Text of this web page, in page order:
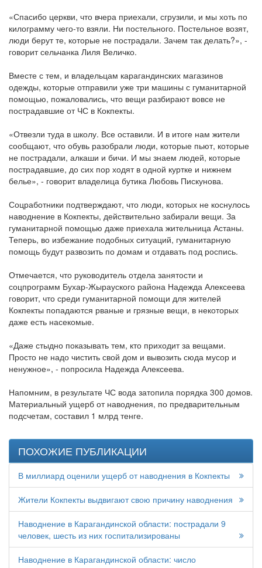
«Спасибо церкви, что вчера приехали, сгрузили, и мы хоть по
килограмму чего-то взяли. Ни постельного. Постельное возят,
люди берут те, которые не пострадали. Зачем так делать?», -
говорит сельчанка Лиля Величко.
Вместе с тем, и владельцам карагандинских магазинов
одежды, которые отправили уже три машины с гуманитарной
помощью, пожаловались, что вещи разбирают вовсе не
пострадавшие от ЧС в Кокпекты.
«Отвезли туда в школу. Все оставили. И в итоге нам жители
сообщают, что обувь разобрали люди, которые пьют, которые
не пострадали, алкаши и бичи. И мы знаем людей, которые
пострадавшие, до сих пор ходят в одной куртке и нижнем
белье», - говорит владелица бутика Любовь Пискунова.
Соцработники подтверждают, что люди, которых не коснулось
наводнение в Кокпекты, действительно забирали вещи. За
гуманитарной помощью даже приехала жительница Астаны.
Теперь, во избежание подобных ситуаций, гуманитарную
помощь будут развозить по домам и отдавать под роспись.
Отмечается, что руководитель отдела занятости и
соцпрограмм Бухар-Жырауского района Надежда Алексеева
говорит, что среди гуманитарной помощи для жителей
Кокпекты попадаются рваные и грязные вещи, в некоторых
даже есть насекомые.
«Даже стыдно показывать тем, кто приходит за вещами.
Просто не надо чистить свой дом и вывозить сюда мусор и
ненужное», - попросила Надежда Алексеева.
Напомним, в результате ЧС вода затопила порядка 300 домов.
Материальный ущерб от наводнения, по предварительным
подсчетам, составил 1 млрд тенге.
ПОХОЖИЕ ПУБЛИКАЦИИ
В миллиард оценили ущерб от наводнения в Кокпекты
Жители Кокпекты выдвигают свою причину наводнения
Наводнение в Карагандинской области: пострадали 9
человек, шесть из них госпитализированы
Наводнение в Карагандинской области: число